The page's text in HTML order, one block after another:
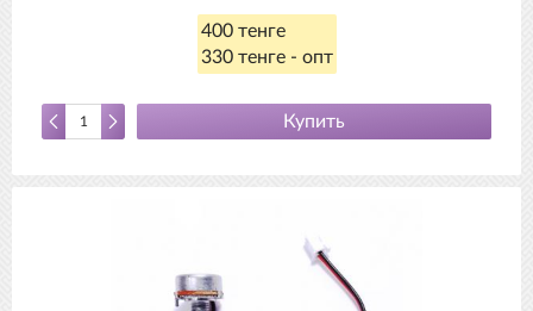
400 тенге
330 тенге - опт
Купить